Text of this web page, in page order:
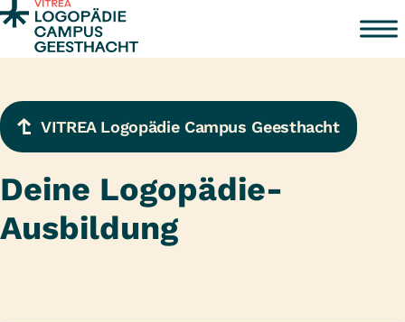
Zum Inhalt springen
VITREA Logopädie Campus Geesthacht
Deine Logopädie-
Ausbildung